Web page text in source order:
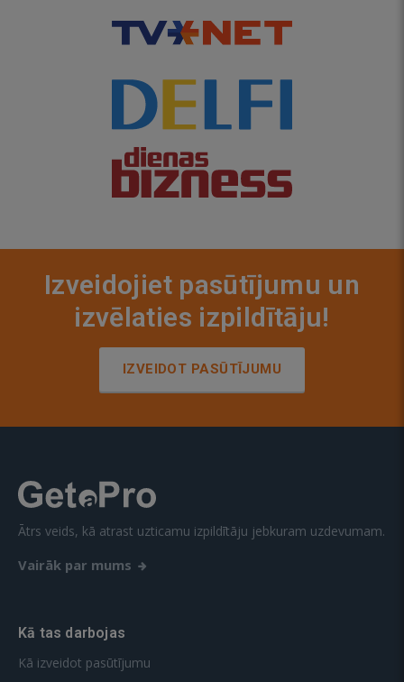
Izveidojiet pasūtījumu un
izvēlaties izpildītāju!
IZVEIDOT PASŪTĪJUMU
Ātrs veids, kā atrast uzticamu izpildītāju jebkuram uzdevumam.
Vairāk par mums
Kā tas darbojas
Kā izveidot pasūtījumu